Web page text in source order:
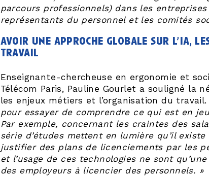
parcours professionnels) dans les
représentants du personnel et les comités
avoir une approche globale sur l’ia,
travail
Enseignante-chercheuse en ergonomie et
Télécom Paris, Pauline Gourlet a souligné la
les enjeux métiers et l’organisation du travail.
pour essayer de comprendre ce qui est en
Par exemple, concernant les craintes des
série d’études mettent en lumière qu’il
justifier des plans de licenciements par les
et l’usage de ces technologies ne sont
des employeurs à licencier des personnels. »